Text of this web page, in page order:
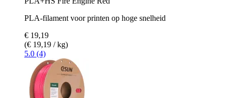
PLA-filament voor printen op hoge snelheid
€ 19,19
(€ 19,19 / kg)
5.0 (4)